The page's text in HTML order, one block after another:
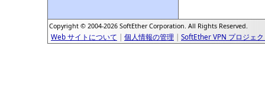
Copyright © 2004-2026 SoftEther Corporation. All Rights Reserved.
Web サイトについて | 個人情報の管理 | SoftEther VPN プロジェ